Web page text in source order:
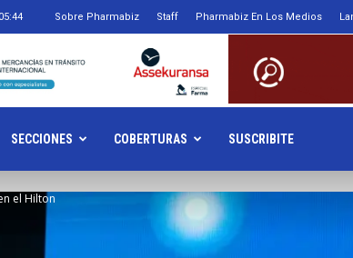
Sobre Pharmabiz Staff Pharmabiz En Los Medios
Pharmabiz.NET
SECCIONES COBERTURAS SUSCRIBITE
el Hilton